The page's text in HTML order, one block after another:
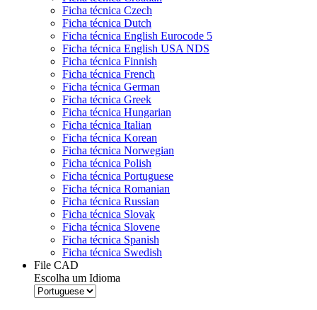
Ficha técnica Czech
Ficha técnica Dutch
Ficha técnica English Eurocode 5
Ficha técnica English USA NDS
Ficha técnica Finnish
Ficha técnica French
Ficha técnica German
Ficha técnica Greek
Ficha técnica Hungarian
Ficha técnica Italian
Ficha técnica Korean
Ficha técnica Norwegian
Ficha técnica Polish
Ficha técnica Portuguese
Ficha técnica Romanian
Ficha técnica Russian
Ficha técnica Slovak
Ficha técnica Slovene
Ficha técnica Spanish
Ficha técnica Swedish
File CAD
Escolha um Idioma